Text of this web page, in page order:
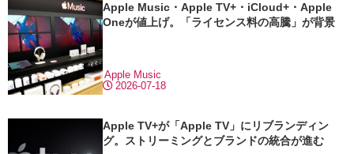
Apple Music・Apple TV+・iCloud+・Apple
Oneが値上げ。「ライセンス料の高騰」が背景
2026-07-18
Apple Music
Apple TV+が「Apple TV」にリブランディン
グ。ストリーミングとブランドの統合が進む